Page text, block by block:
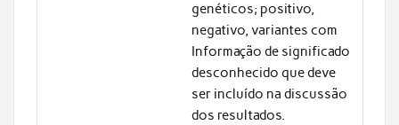
genéticos; positivo,
negativo, variantes com
Informação de significado
desconhecido que deve
ser incluído na discussão
dos resultados.